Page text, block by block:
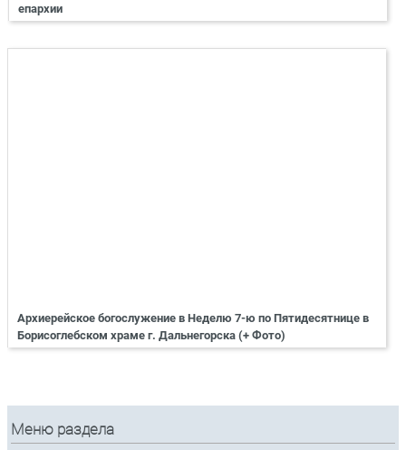
епархии
Архиерейское богослужение в Неделю 7-ю по Пятидесятнице в
Борисоглебском храме г. Дальнегорска (+ Фото)
Меню раздела